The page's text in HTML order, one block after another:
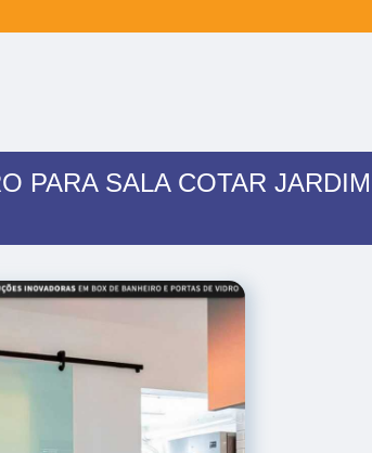
PARA SALA COTAR JARDIM